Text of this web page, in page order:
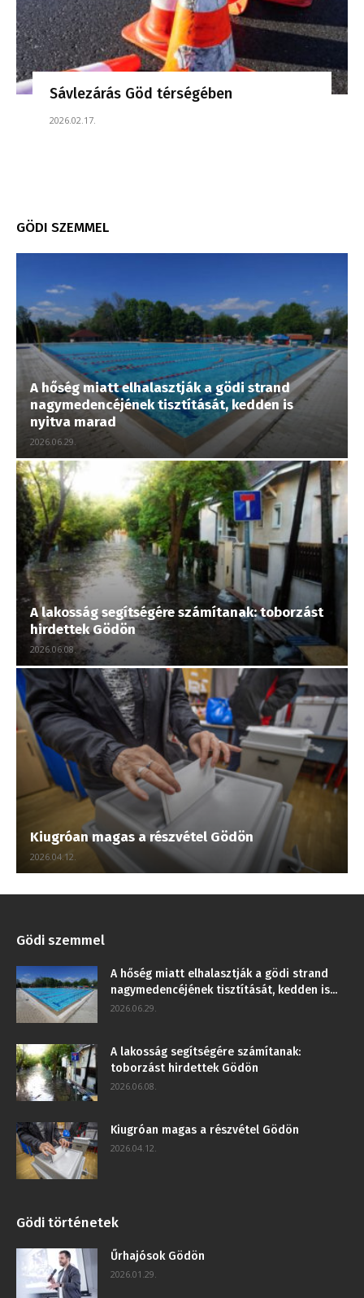
Sávlezárás Göd térségében
2026.02.17.
GÖDI SZEMMEL
A hőség miatt elhalasztják a gödi strand
nagymedencéjének tisztítását, kedden is
nyitva marad
2026.06.29.
A lakosság segítségére számítanak: toborzást
hirdettek Gödön
2026.06.08.
Kiugróan magas a részvétel Gödön
2026.04.12.
Gödi szemmel
A hőség miatt elhalasztják a gödi strand
nagymedencéjének tisztítását, kedden is...
2026.06.29.
A lakosság segítségére számítanak:
toborzást hirdettek Gödön
2026.06.08.
Kiugróan magas a részvétel Gödön
2026.04.12.
Gödi történetek
Űrhajósok Gödön
2026.01.29.